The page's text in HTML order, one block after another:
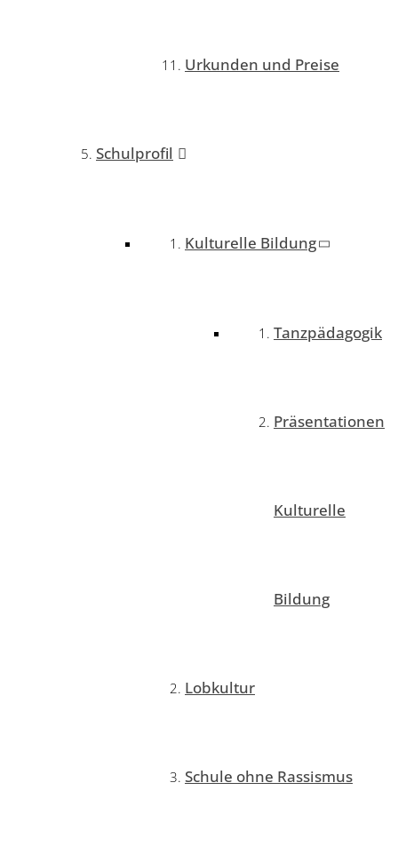
Urkunden und Preise
Schulprofil
Kulturelle Bildung
Tanzpädagogik
Präsentationen
Kulturelle
Bildung
Lobkultur
Schule ohne Rassismus